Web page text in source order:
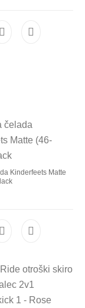
Kinderfeets Matte